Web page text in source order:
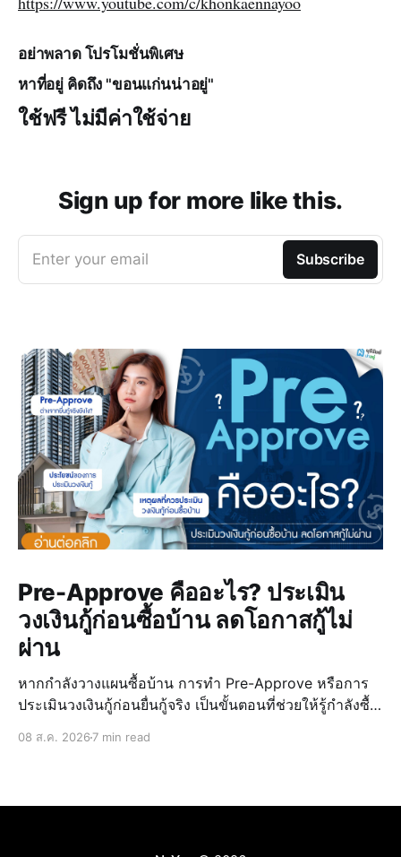
อย่าพลาด โปรโมชั่นพิเศษ
หาที่อยู่ คิดถึง "ขอนแก่นน่าอยู่"
ใช้ฟรี ไม่มีค่าใช้จ่าย
Sign up for more like this.
Enter your email Subscribe
Pre-Approve คืออะไร? ประเมิน
วงเงินกู้ก่อนซื้อบ้าน ลดโอกาสกู้ไม่
ผ่าน
หากกำลังวางแผนซื้อบ้าน การทำ Pre-Approve หรือการ
ประเมินวงเงินกู้ก่อนยื่นกู้จริง เป็นขั้นตอนที่ช่วยให้รู้กำลังซื้อ
08 ส.ค. 2026 7 min read